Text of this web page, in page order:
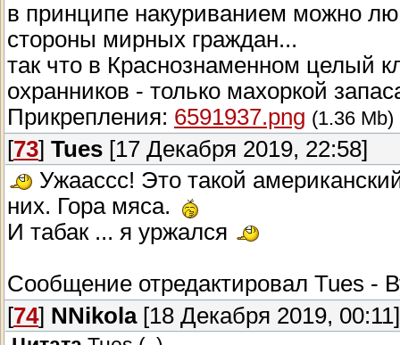
в принципе накуриванием можно
стороны мирных граждан...
так что в Краснознаменном целый
охранников - только махоркой
Прикрепления: 6591937.png (1.36 Mb)
[73] Tues [17 Декабря 2019, 22:58]
Ужаассс! Это такой
них. Гора мяса.
И табак ... я уржался
Сообщение отредактировал Tues -
[74] NNikola[18 Декабря 2019, 00:11]